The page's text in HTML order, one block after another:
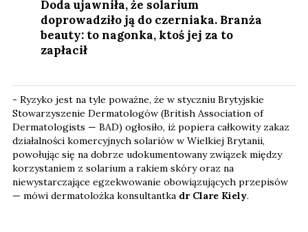
Doda ujawniła, że solarium
doprowadziło ją do czerniaka. Branża
beauty: to nagonka, ktoś jej za to
zapłacił
- Ryzyko jest na tyle poważne, że w styczniu Brytyjskie
Stowarzyszenie Dermatologów (British Association of
Dermatologists — BAD) ogłosiło, iż popiera całkowity zakaz
działalności komercyjnych solariów w Wielkiej Brytanii,
powołując się na dobrze udokumentowany związek między
korzystaniem z solarium a rakiem skóry oraz na
niewystarczające egzekwowanie obowiązujących przepisów
— mówi dermatolożka konsultantka dr Clare Kiely.